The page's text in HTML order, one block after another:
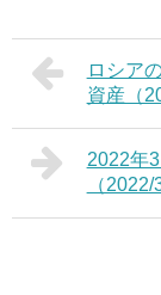
ロシア
資産（
2022年
（2022/